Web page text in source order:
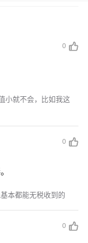
0
小就不会，比如我这
0
本都能无税收到的
0